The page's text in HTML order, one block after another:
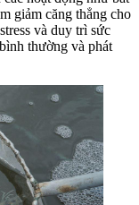
giảm căng thẳng cho
và duy trì sức
thường và phát